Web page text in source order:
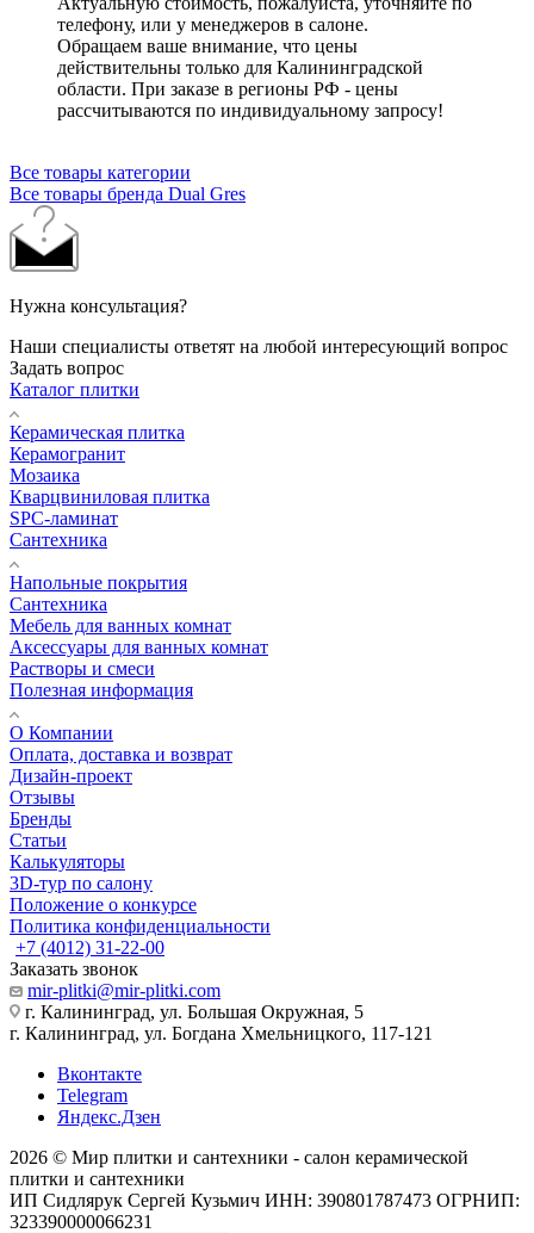
телефону, или у менеджеров в салоне.
Обращаем ваше внимание, что цены
действительны только для Калининградской
области. При заказе в регионы РФ - цены
рассчитываются по индивидуальному запросу!
Все товары категории
Все товары бренда Dual Gres
Нужна консультация?
Наши специалисты ответят на любой интересующий вопрос
Задать вопрос
Каталог плитки
Керамическая плитка
Керамогранит
Мозаика
Кварцвиниловая плитка
SPC-ламинат
Сантехника
Напольные покрытия
Сантехника
Мебель для ванных комнат
Аксессуары для ванных комнат
Растворы и смеси
Полезная информация
О Компании
Оплата, доставка и возврат
Дизайн-проект
Отзывы
Бренды
Статьи
Калькуляторы
3D-тур по салону
Положение о конкурсе
Политика конфиденциальности
+7 (4012) 31-22-00
Заказать звонок
mir-plitki@mir-plitki.com
г. Калининград, ул. Большая Окружная, 5
г. Калининград, ул. Богдана Хмельницкого, 117-121
Вконтакте
Telegram
Яндекс.Дзен
2026 © Мир плитки и сантехники - салон керамической
плитки и сантехники
ИП Сидлярук Сергей Кузьмич ИНН: 390801787473 ОГРНИП:
323390000066231